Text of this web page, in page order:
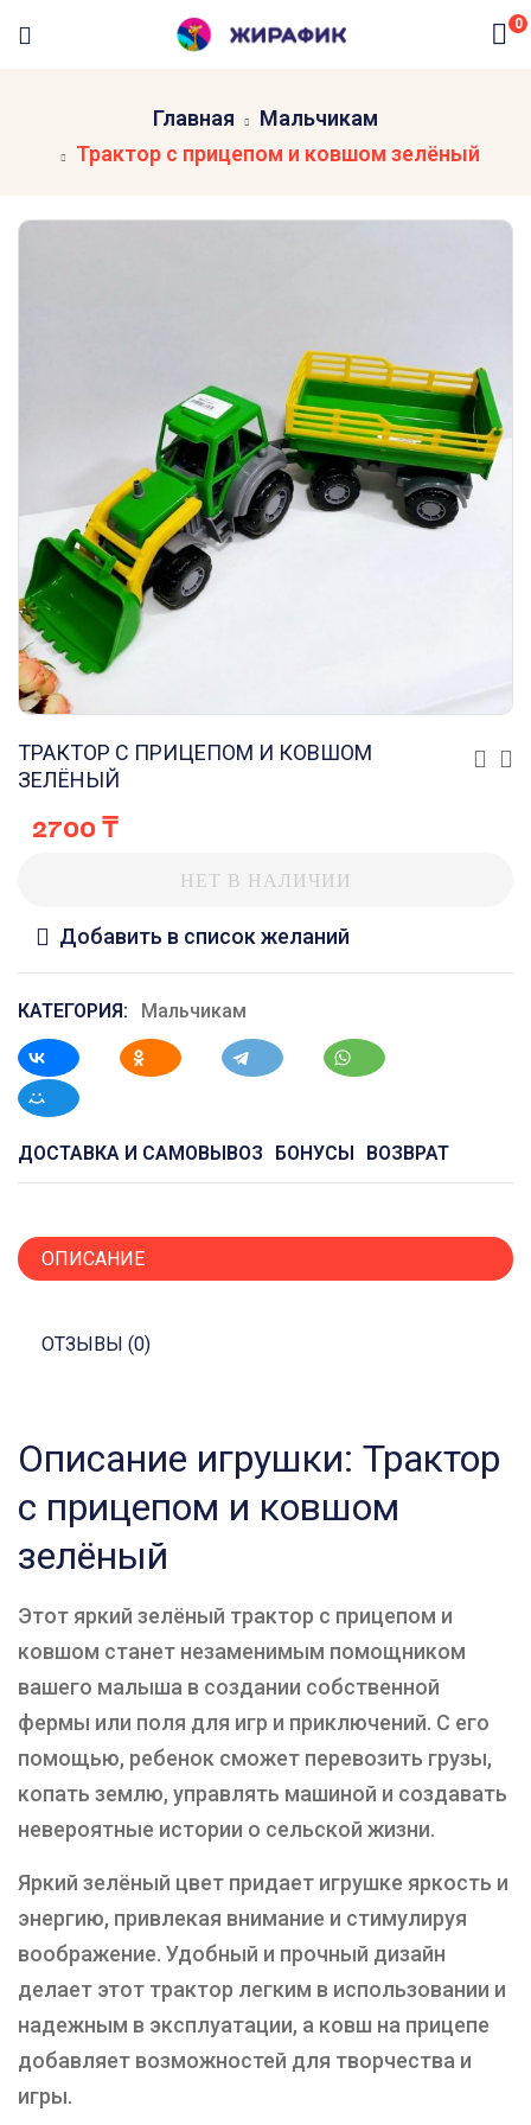
0
Главная
Мальчикам
Трактор с прицепом и ковшом зелёный
ТРАКТОР С ПРИЦЕПОМ И КОВШОМ
ЗЕЛЁНЫЙ
2700₸
НЕТ В НАЛИЧИИ
Добавить в список желаний
КАТЕГОРИЯ: Мальчикам
ДОСТАВКА И САМОВЫВОЗ БОНУСЫ ВОЗВРАТ
ОПИСАНИЕ
ОТЗЫВЫ (0)
Описание игрушки: Трактор
с прицепом и ковшом
зелёный
Этот яркий зелёный трактор с прицепом и
ковшом станет незаменимым помощником
вашего малыша в создании собственной
фермы или поля для игр и приключений. С его
помощью, ребенок сможет перевозить грузы,
копать землю, управлять машиной и создавать
невероятные истории о сельской жизни.
Яркий зелёный цвет придает игрушке яркость и
энергию, привлекая внимание и стимулируя
воображение. Удобный и прочный дизайн
делает этот трактор легким в использовании и
надежным в эксплуатации, а ковш на прицепе
добавляет возможностей для творчества и
игры.